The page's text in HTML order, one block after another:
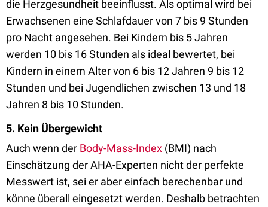
die Herzgesundheit beeinflusst. Als optimal wird bei
Erwachsenen eine Schlafdauer von 7 bis 9 Stunden
pro Nacht angesehen. Bei Kindern bis 5 Jahren
werden 10 bis 16 Stunden als ideal bewertet, bei
Kindern in einem Alter von 6 bis 12 Jahren 9 bis 12
Stunden und bei Jugendlichen zwischen 13 und 18
Jahren 8 bis 10 Stunden.
5. Kein Übergewicht
Auch wenn der Body-Mass-Index (BMI) nach
Einschätzung der AHA-Experten nicht der perfekte
Messwert ist, sei er aber einfach berechenbar und
könne überall eingesetzt werden. Deshalb betrachten